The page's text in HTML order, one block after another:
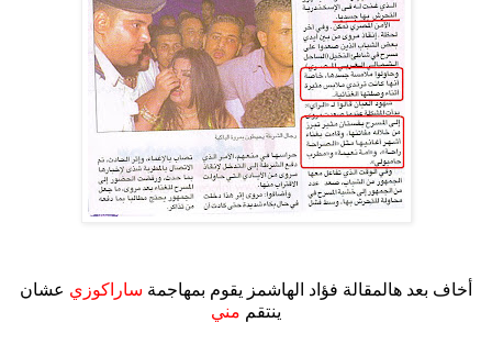
أخاف بعد هالمقالة فؤاد الهاشمز يقوم بمهاجمة ساراكوزي عشان
ينتقم مني